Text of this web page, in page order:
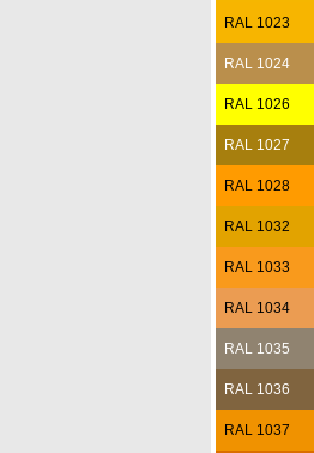
RAL 1023
RAL 1024
RAL 1026
RAL 1027
RAL 1028
RAL 1032
RAL 1033
RAL 1034
RAL 1035
RAL 1036
RAL 1037